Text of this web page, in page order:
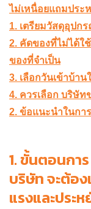
ไม่เหนื่อยแถมประ
1. เตรียมวัสดุอุปก
2. คัดของที่ไม่ได้ใ
ของที่จำเป็น
3. เลือกวันเข้าบ้า
4. ควรเลือก บริษั
2. ข้อแนะนำในกา
1.ขั้นตอนกา
บริษัท จะต้อง
แรงและประ